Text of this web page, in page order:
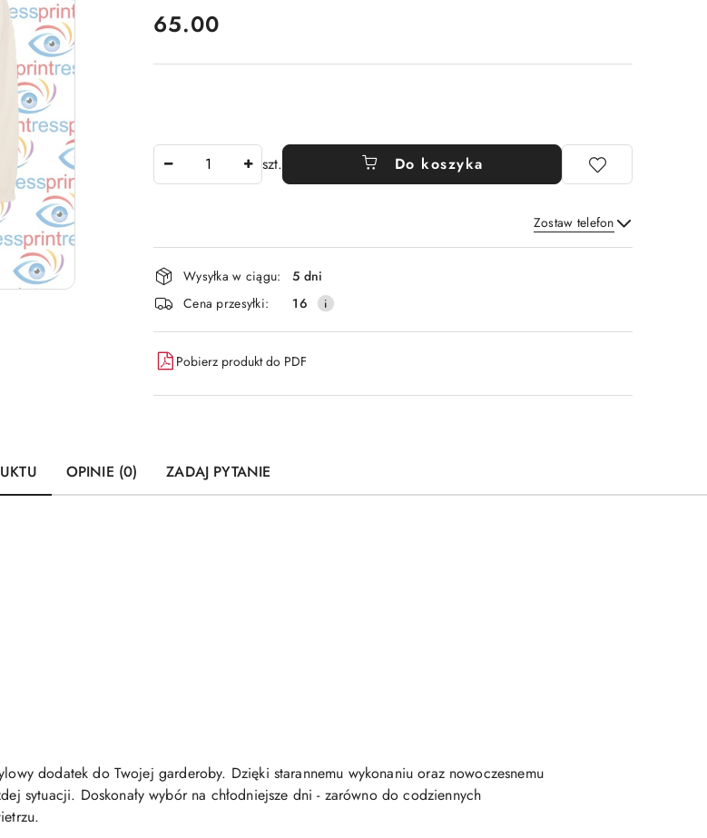
cena:
65.00
szt. Do koszyka
Zostaw telefon
Wyślij
Dostępność
i
dostawa
Wysyłka w ciągu:
5 dni
Cena przesyłki:
16
Pobierz produkt do PDF
OPINIE (0) ZADAJ PYTANIE
dodatek do Twojej garderoby. Dzięki starannemu wykonaniu oraz nowoczesnemu
sytuacji. Doskonały wybór na chłodniejsze dni - zarówno do codziennych